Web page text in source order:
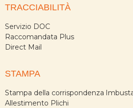
TRACCIABILITÀ
Servizio DOC
Raccomandata Plus
Direct Mail
STAMPA
Stampa della corrispondenza
Allestimento Plichi